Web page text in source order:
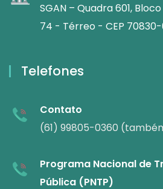
SGAN – Quadra 601,
74 - Térreo - CEP 70830-
Telefones
Contato
(61) 99805-0360
Programa Nacional de
Pública (PNTP)